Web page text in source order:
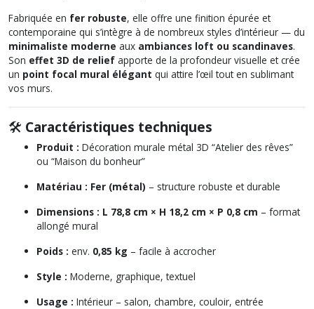
Fabriquée en fer robuste, elle offre une finition épurée et
contemporaine qui s’intègre à de nombreux styles d’intérieur — du
minimaliste moderne aux ambiances loft ou scandinaves.
Son effet 3D de relief apporte de la profondeur visuelle et crée
un point focal mural élégant qui attire l’œil tout en sublimant
vos murs.
🛠️ Caractéristiques techniques
Produit : Décoration murale métal 3D “Atelier des rêves”
ou “Maison du bonheur”
Matériau : Fer (métal) – structure robuste et durable
Dimensions : L 78,8 cm × H 18,2 cm × P 0,8 cm – format
allongé mural
Poids : env. 0,85 kg – facile à accrocher
Style : Moderne, graphique, textuel
Usage : Intérieur – salon, chambre, couloir, entrée